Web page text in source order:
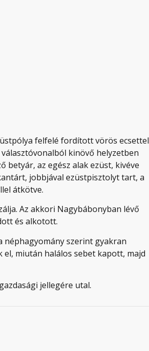
felfelé fordított vörös ecsettel
kinövő helyzetben
betyár, az egész alak ezüst, kivéve
jobbjával ezüstpisztolyt tart, a
átkötve.
Az akkori Nagybábonyban lévő
és alkotott.
néphagyomány szerint gyakran
miután halálos sebet kapott, majd
jellegére utal.